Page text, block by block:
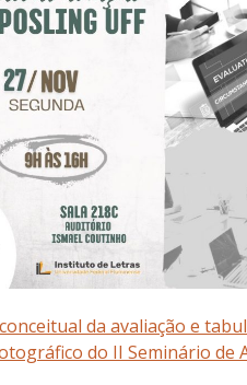
da avaliação e
do II Seminário de